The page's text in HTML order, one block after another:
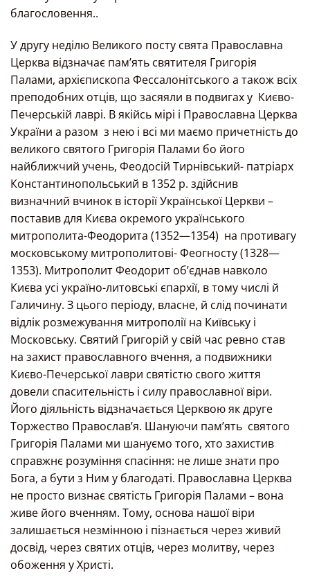
благословення..
У другу неділю Великого посту свята Православна
Церква відзначає пам’ять святителя Григорія
Палами, архієпископа Фессалонітського а також всіх
преподобних отців, що засяяли в подвигах у Києво-
Печерській лаврі. В якійсь мірі і Православна Церква
України а разом з нею і всі ми маємо причетність до
великого святого Григорія Палами бо його
найближчий учень, Феодосій Тирнівський- патріарх
Константинопольський в 1352 р. здійснив
визначний вчинок в історії Української Церкви –
поставив для Києва окремого українського
митрополита-Феодорита (1352—1354) на противагу
московському митрополитові- Феогносту (1328—
1353). Митрополит Феодорит об’єднав навколо
Києва усі україно-литовські єпархії, в тому числі й
Галичину. З цього періоду, власне, й слід починати
відлік розмежування митрополії на Київську і
Московську. Святий Григорій у свій час ревно став
на захист православного вчення, а подвижники
Києво-Печерської лаври святістю свого життя
довели спасительність і силу православної віри.
Його діяльність відзначається Церквою як друге
Торжество Православ’я. Шануючи пам’ять святого
Григорія Палами ми шануємо того, хто захистив
справжнє розуміння спасіння: не лише знати про
Бога, а бути з Ним у благодаті. Православна Церква
не просто визнає святість Григорія Палами – вона
живе його вченням. Тому, основа нашої віри
залишається незмінною і пізнається через живий
досвід, через святих отців, через молитву, через
обоження у Христі.